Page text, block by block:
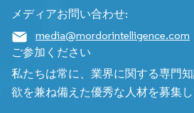
メディアお問い合わせ:
media@mordorintelligence.com
ご参加ください
私たちは常に、業界に関する専門
欲を兼ね備えた優秀な人材を募集し